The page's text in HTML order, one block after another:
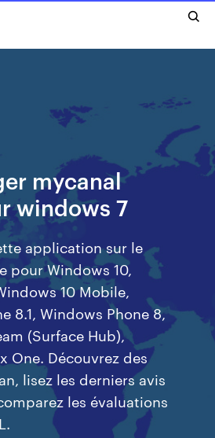
mycanal
windows 7
application sur le
pour Windows 10,
10 Mobile,
8.1, Windows Phone 8,
(Surface Hub),
One. Découvrez des
lisez les derniers avis
les évaluations